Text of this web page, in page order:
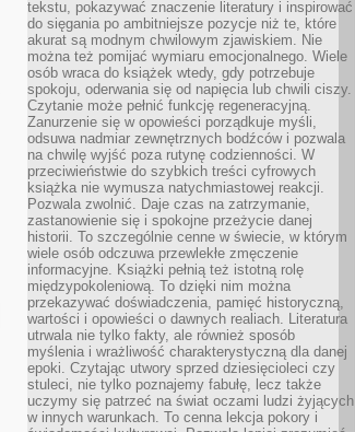
tekstu, pokazywać znaczenie literatury i inspirować
do sięgania po ambitniejsze pozycje niż te, które
akurat są modnym chwilowym zjawiskiem. Nie
można też pomijać wymiaru emocjonalnego. Wiele
osób wraca do książek wtedy, gdy potrzebuje
spokoju, oderwania się od napięcia lub chwili ciszy.
Czytanie może pełnić funkcję regeneracyjną.
Zanurzenie się w opowieści porządkuje myśli,
odsuwa nadmiar zewnętrznych bodźców i pozwala
na chwilę wyjść poza rutynę codzienności. W
przeciwieństwie do szybkich treści cyfrowych
książka nie wymusza natychmiastowej reakcji.
Pozwala zwolnić. Daje czas na zatrzymanie,
zastanowienie się i spokojne przeżycie danej
historii. To szczególnie cenne w świecie, w którym
wiele osób odczuwa przewlekłe zmęczenie
informacyjne. Książki pełnią też istotną rolę
międzypokoleniową. To dzięki nim można
przekazywać doświadczenia, pamięć historyczną,
wartości i opowieści o dawnych realiach. Literatura
utrwala nie tylko fakty, ale również sposób
myślenia i wrażliwość charakterystyczną dla danej
epoki. Czytając utwory sprzed dziesięcioleci czy
stuleci, nie tylko poznajemy fabułę, lecz także
uczymy się patrzeć na świat oczami ludzi żyjących
w innych warunkach. To cenna lekcja pokory i